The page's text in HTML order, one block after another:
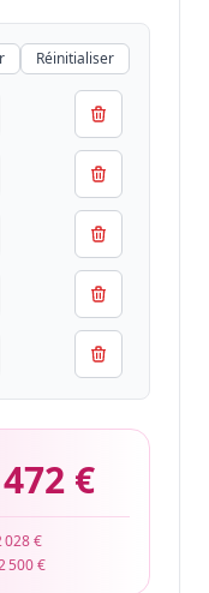
Réinitialiser
€
028 €
500 €